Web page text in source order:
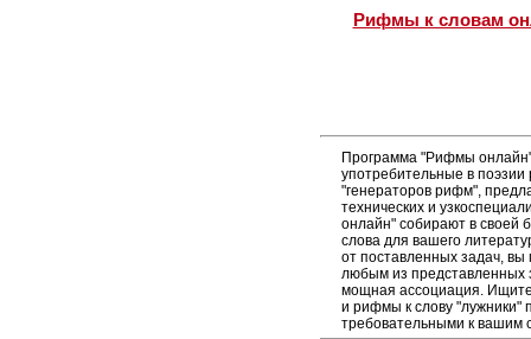
Рифмы к словам
Программа "Рифмы
употребительные в
"генераторов рифм",
технических и
онлайн" собирают в своей
слова для вашего
от поставленных задач,
любым из
мощная ассоциация. Ищите
и рифмы к слову "лужники"
требовательными к вашим